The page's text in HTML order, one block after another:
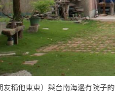
友稱他東東）與台南海邊有院子